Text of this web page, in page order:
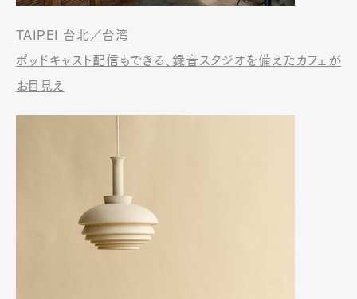
TAIPEI 台北／台湾
ポッドキャスト配信もできる、録音スタジオを備えたカフェが
お目見え